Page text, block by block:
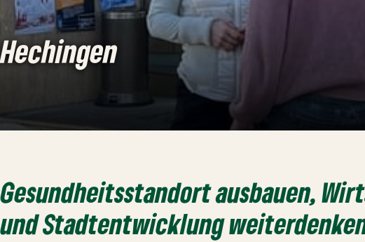
Hechingen
Gesundheitsstandort ausbauen,
und Stadtentwicklung